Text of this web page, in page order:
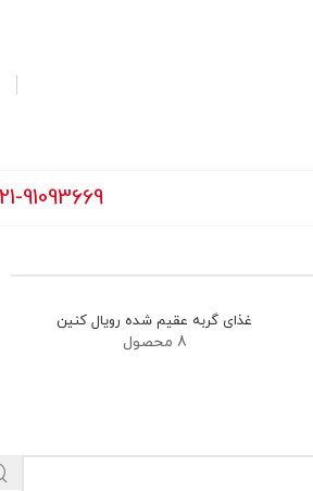
91093669
غذای گربه عقیم شده رویال کنین
8 محصول